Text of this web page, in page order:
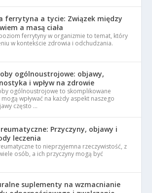
ferrytyna a tycie: Związek między
a masą ciała
ferrytyny w organizmie to temat, który
w kontekście zdrowia i odchudzania.
ogólnoustrojowe: objawy,
i wpływ na zdrowie
ogólnoustrojowe to skomplikowane
wpływać na każdy aspekt naszego
często …
Przyczyny, objawy i
leczenia
to nieprzyjemna rzeczywistość, z
osób, a ich przyczyny mogą być
suplementy na wzmacnianie